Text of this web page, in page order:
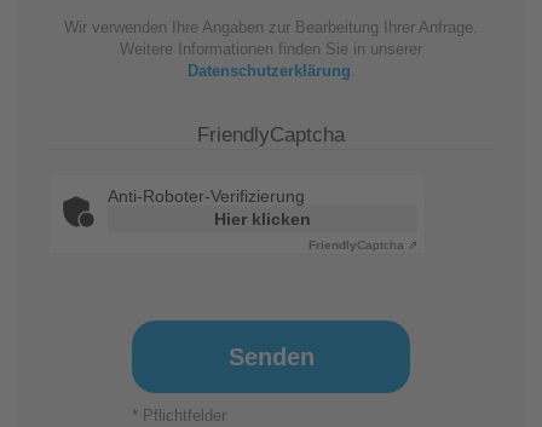
Wir verwenden Ihre Angaben zur Bearbeitung Ihrer Anfrage.
Weitere Informationen finden Sie in unserer
Datenschutzerklärung.
FriendlyCaptcha
Anti-Roboter-Verifizierung
Hier klicken
FriendlyCaptcha ⇗
Senden
* Pflichtfelder